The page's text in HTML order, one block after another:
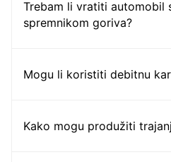
Trebam li vratiti automobil
spremnikom goriva?
Mogu li koristiti debitnu
Kako mogu produžiti